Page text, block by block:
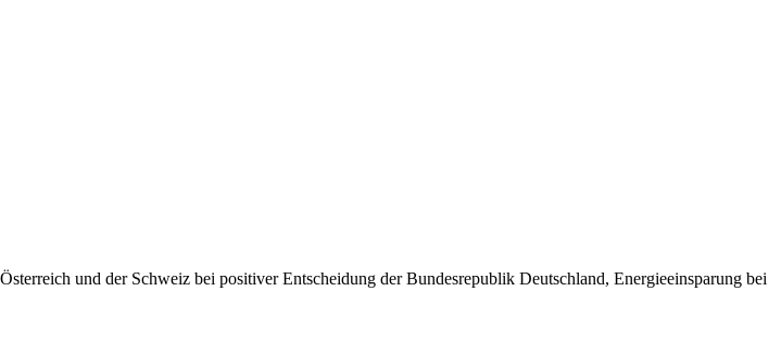
und der Schweiz bei positiver Entscheidung der Bundesrepublik Deutschland, Energieeinsparung bei